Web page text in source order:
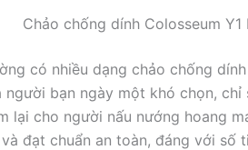
Chảo chống dính Colosseum Y1
có nhiều dạng chảo chống
người bạn ngày một khó chọn,
lại cho người nấu nướng hoang
đạt chuẩn an toàn, đáng với số